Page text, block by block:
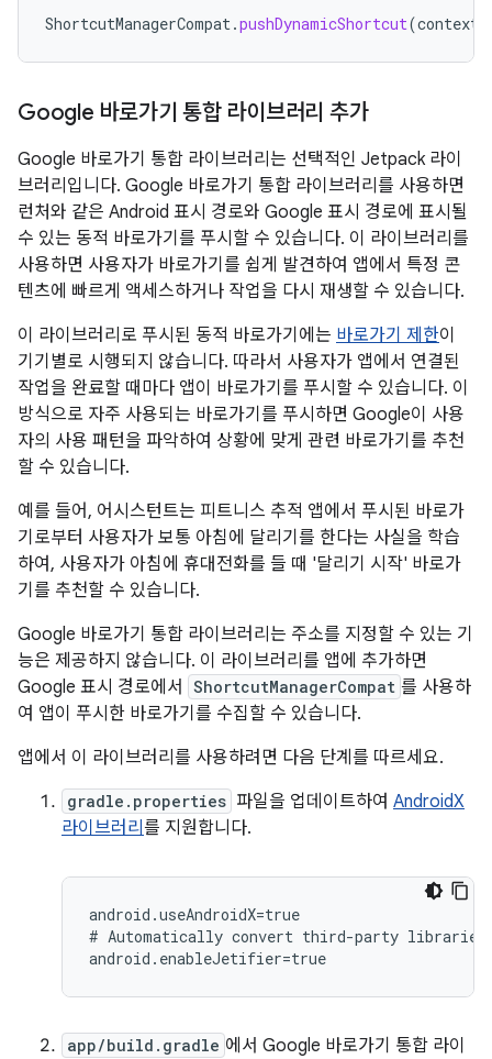
ShortcutManagerCompat.pushDynamicShortcut(context
Google 바로가기 통합 라이브러리 추가
Google 바로가기 통합 라이브러리는 선택적인 Jetpack 라이
브러리입니다. Google 바로가기 통합 라이브러리를 사용하면
런처와 같은 Android 표시 경로와 Google 표시 경로에 표시될
수 있는 동적 바로가기를 푸시할 수 있습니다. 이 라이브러리를
사용하면 사용자가 바로가기를 쉽게 발견하여 앱에서 특정 콘
텐츠에 빠르게 액세스하거나 작업을 다시 재생할 수 있습니다.
이 라이브러리로 푸시된 동적 바로가기에는 바로가기 제한이
기기별로 시행되지 않습니다. 따라서 사용자가 앱에서 연결된
작업을 완료할 때마다 앱이 바로가기를 푸시할 수 있습니다. 이
방식으로 자주 사용되는 바로가기를 푸시하면 Google이 사용
자의 사용 패턴을 파악하여 상황에 맞게 관련 바로가기를 추천
할 수 있습니다.
예를 들어, 어시스턴트는 피트니스 추적 앱에서 푸시된 바로가
기로부터 사용자가 보통 아침에 달리기를 한다는 사실을 학습
하여, 사용자가 아침에 휴대전화를 들 때 '달리기 시작' 바로가
기를 추천할 수 있습니다.
Google 바로가기 통합 라이브러리는 주소를 지정할 수 있는 기
능은 제공하지 않습니다. 이 라이브러리를 앱에 추가하면
Google 표시 경로에서
ShortcutManagerCompat 를 사용하
여 앱이 푸시한 바로가기를 수집할 수 있습니다.
앱에서 이 라이브러리를 사용하려면 다음 단계를 따르세요.
gradle.properties 파일을 업데이트하여 AndroidX
라이브러리 를 지원합니다.
android.useAndroidX=true
# Automatically convert third-party libraries
app/build.gradle 에서 Google 바로가기 통합 라이